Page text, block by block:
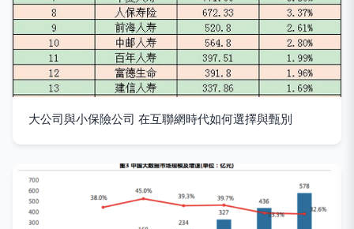
大公司與小保險公司 在互聯網時代如何選擇與甄別